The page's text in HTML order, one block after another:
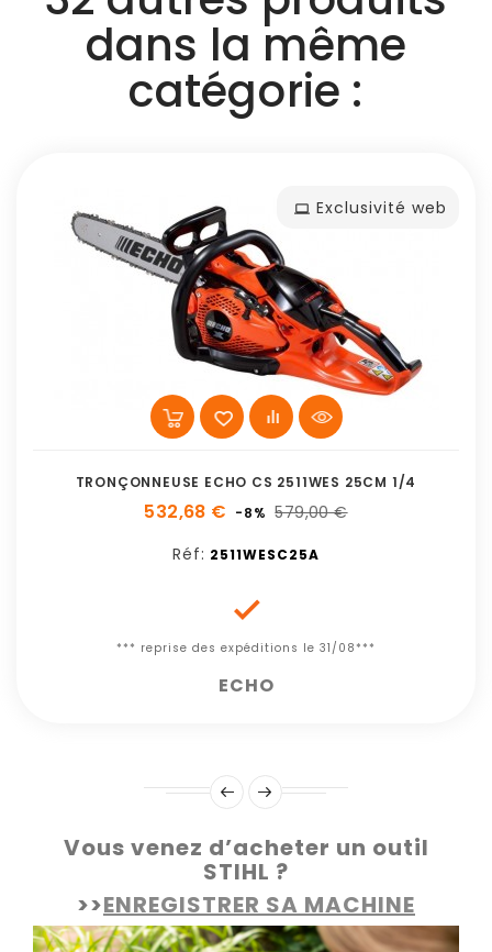
dans la même
catégorie :
Exclusivité web
TRONÇONNEUSE ECHO CS 2511WES 25CM 1/4
532,68 € -8% 579,00 €
Réf: 2511WESC25A

*** reprise des expéditions le 31/08***
ECHO
Vous venez d’acheter un outil
STIHL ?
>>ENREGISTRER SA MACHINE